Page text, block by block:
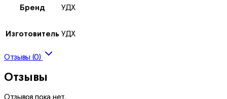
Бренд УДХ
Изготовитель УДХ
Отзывы (0)
Отзывы
Отзывов пока нет.